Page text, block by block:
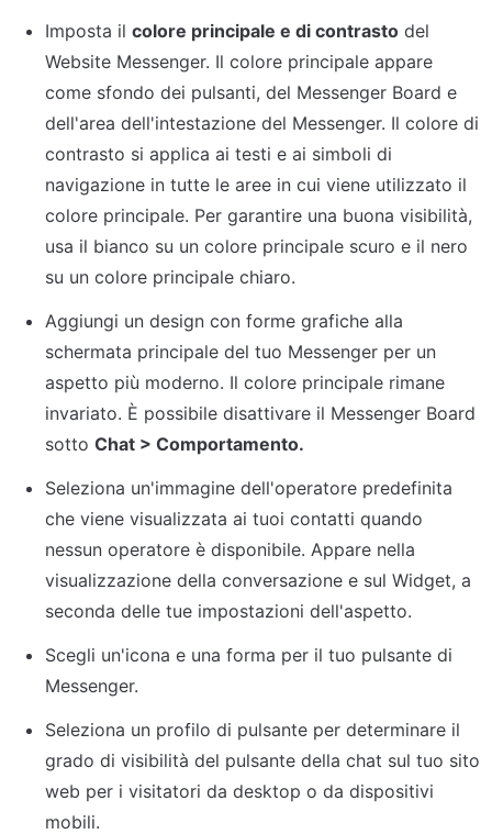
Imposta il colore principale e di contrasto del
Website Messenger. Il colore principale appare
come sfondo dei pulsanti, del Messenger Board e
dell'area dell'intestazione del Messenger. Il colore di
contrasto si applica ai testi e ai simboli di
navigazione in tutte le aree in cui viene utilizzato il
colore principale. Per garantire una buona visibilità,
usa il bianco su un colore principale scuro e il nero
su un colore principale chiaro.
Aggiungi un design con forme grafiche alla
schermata principale del tuo Messenger per un
aspetto più moderno. Il colore principale rimane
invariato. È possibile disattivare il Messenger Board
sotto Chat > Comportamento.
Seleziona un'immagine dell'operatore predefinita
che viene visualizzata ai tuoi contatti quando
nessun operatore è disponibile. Appare nella
visualizzazione della conversazione e sul Widget, a
seconda delle tue impostazioni dell'aspetto.
Scegli un'icona e una forma per il tuo pulsante di
Messenger.
Seleziona un profilo di pulsante per determinare il
grado di visibilità del pulsante della chat sul tuo sito
web per i visitatori da desktop o da dispositivi
mobili.